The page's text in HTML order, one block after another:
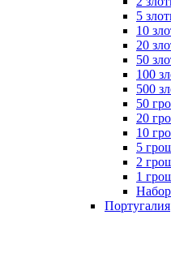
5
10
20
50
100
500
50
20
10
5
2
1
Португалия